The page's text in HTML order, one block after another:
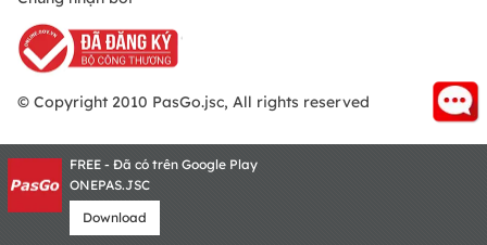
© Copyright 2010 PasGo.jsc, All rights reserved
FREE - Đã có trên Google Play
ONEPAS.JSC
Download